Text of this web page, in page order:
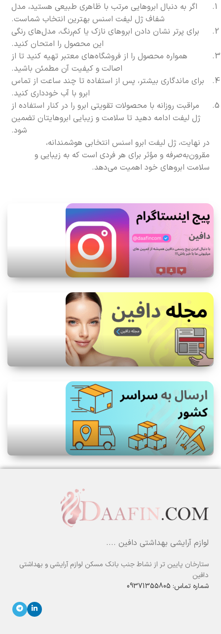
اگر به دنبال ابروهایی مرتب با ظاهری طبیعی هستید، مدل
شفاف ژل لیفت اسنس بهترین انتخاب شماست.
برای پرتر نشان دادن ابروهای نازک یا کم‌رنگ، مدل‌های رنگی
این محصول را امتحان کنید.
همواره محصول را از فروشگاه‌های معتبر تهیه کنید تا از
اصالت و کیفیت آن مطمئن باشید.
برای ماندگاری بیشتر، پس از استفاده تا چند ساعت از تماس
ابرو با آب خودداری کنید.
مراقبت روزانه با محصولات تقویتی ابرو را در کنار استفاده از
ژل لیفت ادامه دهید تا سلامت و زیبایی ابروهایتان تضمین
شود.
در نهایت، ژل لیفت ابرو اسنس انتخابی هوشمندانه،
مقرون‌به‌صرفه و مؤثر برای هر فردی است که به زیبایی و
سلامت ابروهای خود اهمیت می‌دهد.
لوازم آرایشی بهداشتی دافین ....
ستارخان پایین تر از نشاط جنب بانک مسکن لوازم آرایشی و بهداشتی
دافین
شماره تماس: 09371355805